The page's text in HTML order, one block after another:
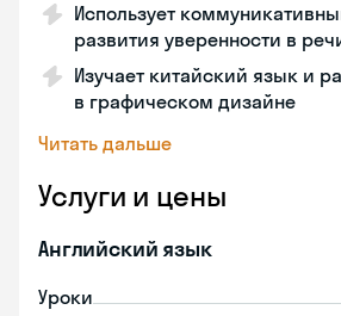
Использует
развития уверенности в
Изучает китайский язык и
в графическом дизайне
Читать дальше
Услуги и цены
Английский язык
Уроки